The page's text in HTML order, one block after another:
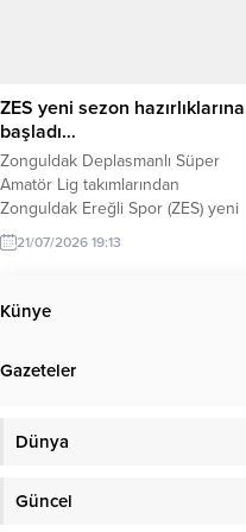
ZES yeni sezon hazırlıklarına
başladı…
Zonguldak Deplasmanlı Süper
Amatör Lig takımlarından
Zonguldak Ereğli Spor (ZES) yeni
sezon hazırlıklarına başladı. İlk
olarak 2026-2027 sezonu için
Zonguldak Ereğli Spor, yeni sezon
çalışmalarını start verdiğini açıkladı.
Komitesi Başkanı Umut Yüksel
21/07/2026 19:13
Künye
Gazeteler
Dünya
Güncel